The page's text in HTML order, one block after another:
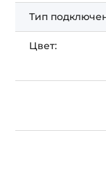
Тип
Цвет: